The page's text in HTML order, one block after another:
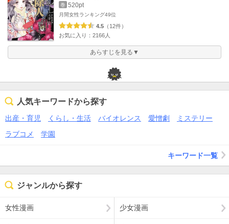
巻 520pt
月間女性ランキング49位
4.5 （12件）
お気に入り：2166人
あらすじを見る▼
人気キーワードから探す
出産・育児 くらし・生活 バイオレンス 愛憎劇
ミステリー
ラブコメ
学園
キーワード一覧
ジャンルから探す
女性漫画 少女漫画